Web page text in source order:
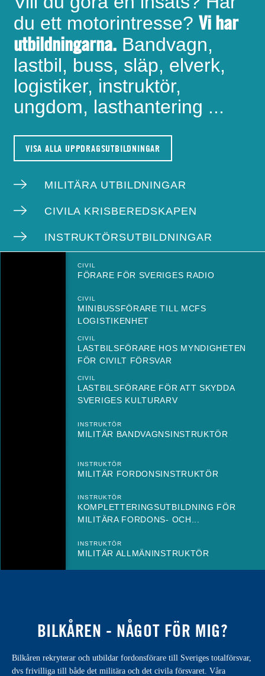
du ett motorintresse? Vi har
utbildningarna. Bandvagn,
lastbil, buss, släp, elverk,
logistiker, instruktör,
ungdom, lasthantering ...
VISA ALLA UPPDRAGSUTBILDNINGAR
MILITÄRA UTBILDNINGAR
CIVILA KRISBEREDSKAPEN
INSTRUKTÖRSUTBILDNINGAR
CIVIL
FÖRARE FÖR SVERIGES RADIO
CIVIL
MINIBUSSFÖRARE TILL MCFS
LOGISTIKENHET
CIVIL
LASTBILSFÖRARE HOS MYNDIGHETEN
FÖR CIVILT FÖRSVAR
CIVIL
LASTBILSFÖRARE FÖR ATT SKYDDA
SVERIGES KULTURARV
INSTRUKTÖR
MILITÄR BANDVAGNSINSTRUKTÖR
INSTRUKTÖR
MILITÄR FORDONSINSTRUKTÖR
INSTRUKTÖR
KOMPLETTERINGSUTBILDNING FÖR
MILITÄRA FORDONS- OCH...
INSTRUKTÖR
MILITÄR ALLMÄNINSTRUKTÖR
BILKÅREN - NÅGOT FÖR MIG?
Bilkåren rekryterar och utbildar fordonsförare till Sveriges totalförsvar,
dvs frivilliga till både det militära och det civila försvaret. Våra